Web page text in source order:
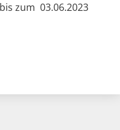
zum 03.06.2023